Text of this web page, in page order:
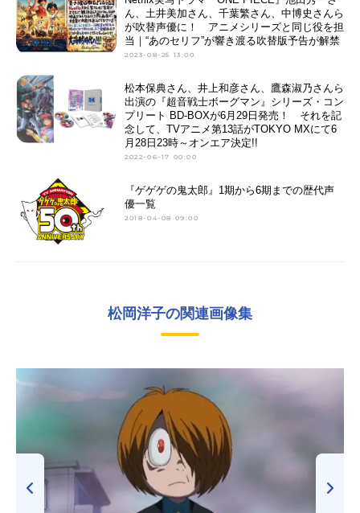
ん、土井美加さん、千葉繁さん、中博史さんら
が吹替声優に！ アニメシリーズと同じ役を担
当｜“あのセリフ”が響き渡る吹替版予告が解禁
2023-08-25 13:00
松本保典さん、井上和彦さん、鷹森淑乃さんら
出演の『超音戦士ボーグマン』シリーズ・コン
プリート BD-BOXが6月29日発売！ それを記
念して、TVアニメ第13話がTOKYO MXにて6
月28日23時～オンエア決定!!
2022-06-17 00:00
『ゲゲゲの鬼太郎』1期から6期までの歴代声
優一覧
2018-04-08 09:00
松岡洋子の関連画像集